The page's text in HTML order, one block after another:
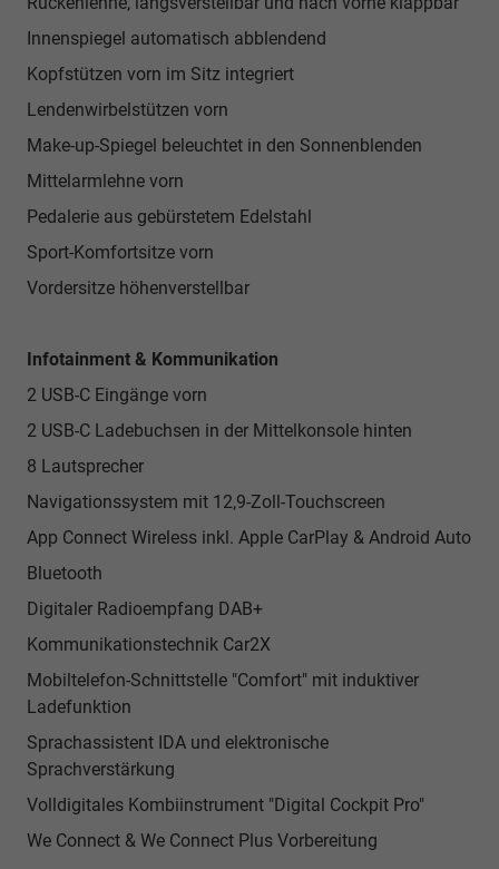
Innenspiegel automatisch abblendend
Kopfstützen vorn im Sitz integriert
Lendenwirbelstützen vorn
Make-up-Spiegel beleuchtet in den Sonnenblenden
Mittelarmlehne vorn
Pedalerie aus gebürstetem Edelstahl
Sport-Komfortsitze vorn
Vordersitze höhenverstellbar
Infotainment & Kommunikation
2 USB-C Eingänge vorn
2 USB-C Ladebuchsen in der Mittelkonsole hinten
8 Lautsprecher
Navigationssystem mit 12,9-Zoll-Touchscreen
App Connect Wireless inkl. Apple CarPlay & Android Auto
Bluetooth
Digitaler Radioempfang DAB+
Kommunikationstechnik Car2X
Mobiltelefon-Schnittstelle "Comfort" mit induktiver
Ladefunktion
Sprachassistent IDA und elektronische
Sprachverstärkung
Volldigitales Kombiinstrument "Digital Cockpit Pro"
We Connect & We Connect Plus Vorbereitung